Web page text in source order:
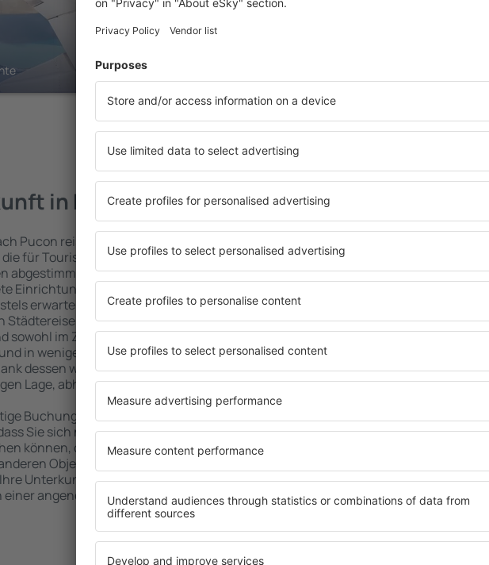
Mehr Angebote prüfen in Pucon
in Pucon
Pucon reisen, finden Sie Unterkünfte für jede
die für Touristen mit unterschiedlichen
abgestimmt sind. Geräumige und komfortabel
Einrichtungen mit vielen Annehmlichkeiten und
erwarten die Besucher, wo sie während einer
Städtereise übernachten können. Die Unterkünfte
sowohl im Zentrum als auch in der Nähe des
in weniger beliebten Stadtteilen oder Regionen
dessen wählen Sie eine Unterkunft in Pucon in
Lage, abhängig von Ihren weiteren Vorhaben.
Buchung der Unterkunft in Pucon gibt die
Sie sich nach dem Erreichen des Ziels nach der
können, ohne nach einem Hotel, einer Wohnung
Objekt für Reisende suchen zu müssen.
Unterkunft vor dem Besuch von Pucon und Ihre
einer angenehmeren Atmosphäre verlaufen.
Pucon –
Die Unterkünfte in
von vielen Objekten für
und Gruppen. Die
Pensionen
sich im Zentrum von
die Nähe zu Mietwagen,
Geschäften, Service-
Wenn Sie an
breites Angebot für Sie.
alles, was Sie während
benötigen. Die
Einrichtungen für